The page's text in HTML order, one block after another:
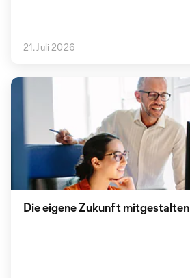
21. Juli 2026
Die eigene Zukunft mitgestalten